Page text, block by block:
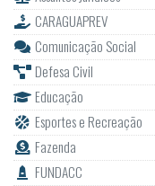
CARAGUAPREV
Comunicação Social
Defesa Civil
Educação
Esportes e Recreação
Fazenda
FUNDACC